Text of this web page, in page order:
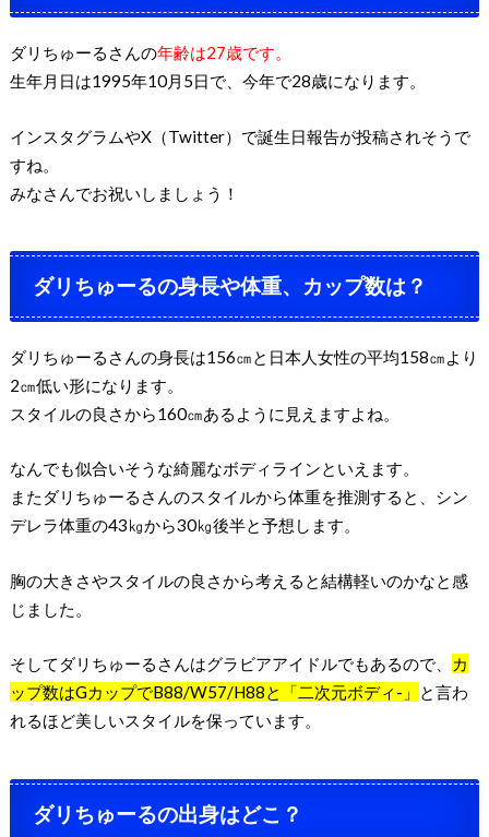
ダリちゅーるさんの年齢は27歳です。
生年月日は1995年10月5日で、今年で28歳になります。
インスタグラムやX（Twitter）で誕生日報告が投稿されそうで
すね。
みなさんでお祝いしましょう！
ダリちゅーるの身長や体重、カップ数は？
ダリちゅーるさんの身長は156㎝と日本人女性の平均158㎝より
2㎝低い形になります。
スタイルの良さから160㎝あるように見えますよね。
なんでも似合いそうな綺麗なボディラインといえます。
またダリちゅーるさんのスタイルから体重を推測すると、シン
デレラ体重の43㎏から30㎏後半と予想します。
胸の大きさやスタイルの良さから考えると結構軽いのかなと感
じました。
そしてダリちゅーるさんはグラビアアイドルでもあるので、
カ
ップ数はGカップでB88/W57/H88と「二次元ボディ-」
と言わ
れるほど美しいスタイルを保っています。
ダリちゅーるの出身はどこ？